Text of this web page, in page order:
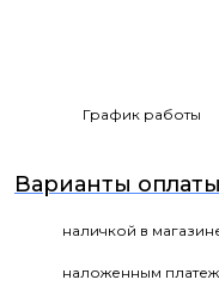
График работы
Варианты
наличкой в
наложенным